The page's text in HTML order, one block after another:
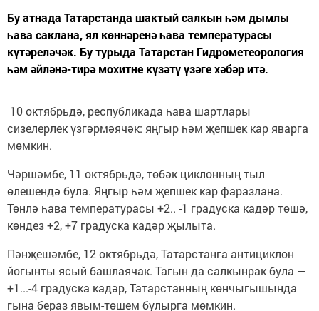
Бу атнада Татарстанда шактый салкын һәм дымлы
һава саклана, ял көннәренә һава температурасы
күтәреләчәк. Бу турыда Татарстан Гидрометеорология
һәм әйләнә-тирә мохитне күзәтү үзәге хәбәр итә.
10 октябрьдә, республикада һава шартлары
сизелерлек үзгәрмәячәк: яңгыр һәм җепшек кар яварга
мөмкин.
Чәршәмбе, 11 октябрьдә, төбәк циклонның тыл
өлешендә була. Яңгыр һәм җепшек кар фаразлана.
Төнлә һава температурасы +2.. -1 градуска кадәр төшә,
көндез +2, +7 градуска кадәр җылыта.
Пәнҗешәмбе, 12 октябрьдә, Татарстанга антициклон
йогынты ясый башлаячак. Тагын да салкынрак була —
+1...-4 градуска кадәр, Татарстанның көнчыгышында
гына бераз явым-төшем булырга мөмкин.